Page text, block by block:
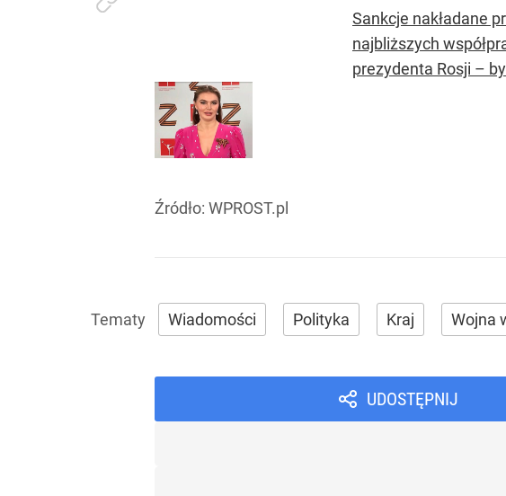
Sankcje nakładane
najbliższych
prezydenta Rosji –
Źródło: WPROST.pl
Wiadomości Polityka Kraj Wojna
UDOSTĘPNIJ